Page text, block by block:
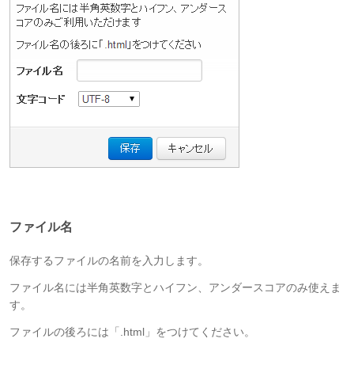
ファイル名
保存するファイルの名前を入力します。
ファイル名には半角英数字とハイフン、アンダースコアのみ使えま
す。
ファイルの後ろには「.html」をつけてください。